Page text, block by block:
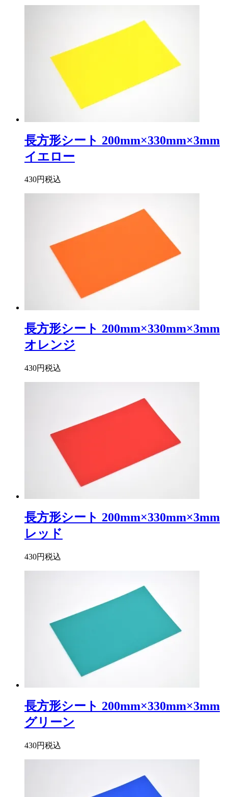
長方形シート 200mm×330mm×3mm
イエロー
430円税込
長方形シート 200mm×330mm×3mm
オレンジ
430円税込
長方形シート 200mm×330mm×3mm
レッド
430円税込
長方形シート 200mm×330mm×3mm
グリーン
430円税込